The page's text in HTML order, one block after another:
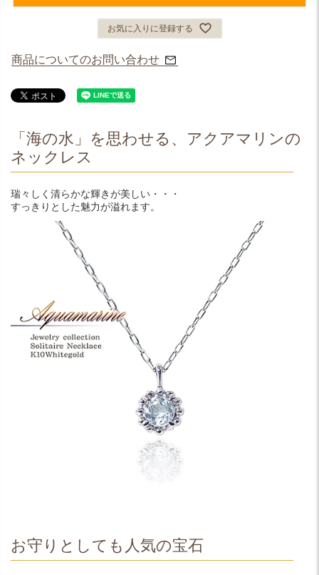
お気に入りに登録する
商品についてのお問い合わせ
「海の水」を思わせる、アクアマリンの
ネックレス
瑞々しく清らかな輝きが美しい・・・
すっきりとした魅力が溢れます。
お守りとしても人気の宝石